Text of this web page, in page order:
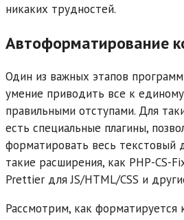
никаких трудностей.
Автоформатирование
Один из важных этапов
умение приводить все к
правильными отступами. Для
есть специальные плагины,
форматировать весь текстовый
такие расширения, как PHP-CS-
Prettier для JS/HTML/CSS и
Рассмотрим, как форматируется